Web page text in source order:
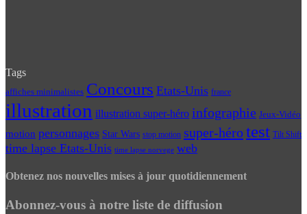
Tags
affiches minimalistes Concours Etats-Unis france
illustration illustration super-héro infographie Jeux-Vidéo
motion personnages Star Wars stop motion super-hérotest Tilt Shift
time lapse Etats-Unis time lapse norvege web
Obtenez nos nouvelles mises à jour quotidiennement
Abonnez-vous à notre liste de diffusion